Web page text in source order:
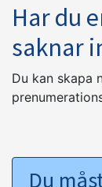
Har du
saknar
Du kan skapa
Du